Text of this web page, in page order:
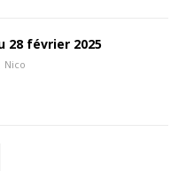
28 février 2025
Nico